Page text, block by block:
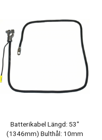
Batterikabel Längd: 53"
(1346mm) Bulthål: 10mm